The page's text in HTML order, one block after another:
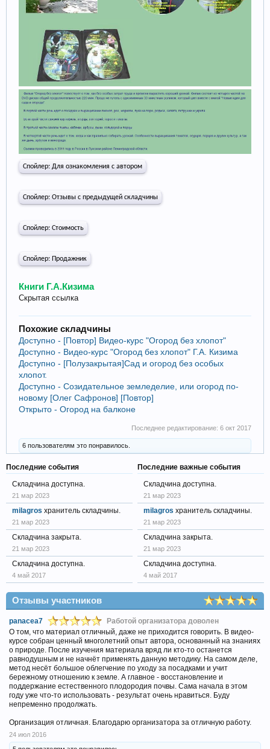
Спойлер: Для ознакомления с автором
Спойлер: Отзывы с предыдущей складчины
Спойлер: Стоимость
Спойлер: Продажник
Книги Г.А.Кизима
Скрытая ссылка
Похожие складчины
Доступно - [Повтор] Видео-курс "Огород без хлопот"
Доступно - Видео-курс "Огород без хлопот" Г.А. Кизима
Доступно - [Полузакрытая]Сад и огород без особых
хлопот.
Доступно - Созидательное земледелие, или огород по-
новому [Олег Сафронов] [Повтор]
Открыто - Огород на балконе
Последнее редактирование: 6 окт 2017
6 пользователям это понравилось.
Последние события
Складчина доступна.
21 мар 2023
milagros хранитель складчины.
21 мар 2023
Складчина закрыта.
21 мар 2023
Складчина доступна.
4 май 2017
Последние важные события
Складчина доступна.
21 мар 2023
milagros хранитель складчины.
21 мар 2023
Складчина закрыта.
21 мар 2023
Складчина доступна.
4 май 2017
Отзывы участников
panacea7
Работой организатора доволен
О том, что материал отличный, даже не приходится говорить. В видео-
курсе собран ценный многолетний опыт автора, основанный на знаниях
о природе. После изучения материала вряд ли кто-то останется
равнодушным и не начнёт применять данную методику. На самом деле,
метод несёт большое облегчение по уходу за посадками и учит
бережному отношению к земле. А главное - восстановление и
поддержание естественного плодородия почвы. Сама начала в этом
году уже что-то использовать - результат очень нравиться. Буду
непременно продолжать.
Организация отличная. Благодарю организатора за отличную работу.
24 июл 2016